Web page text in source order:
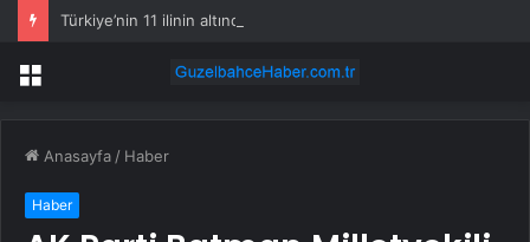
Türkiye’nin 11 ilinin altından altın fışkıracak
Menü
Anasayfa / Haber
Haber